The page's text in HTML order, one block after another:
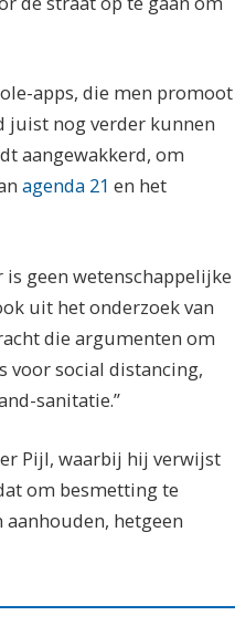
apps, die men promoot
juist nog verder kunnen
aangewakkerd, om
agenda 21 en het
is geen wetenschappelijke
uit het onderzoek van
die argumenten om
voor social distancing,
sanitatie.”
Pijl, waarbij hij verwijst
om besmetting te
hetgeen